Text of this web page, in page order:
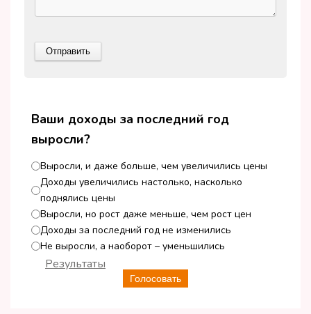
Ваши доходы за последний год
выросли?
Выросли, и даже больше, чем увеличились цены
Доходы увеличились настолько, насколько
поднялись цены
Выросли, но рост даже меньше, чем рост цен
Доходы за последний год не изменились
Не выросли, а наоборот – уменьшились
Голосовать
Результаты